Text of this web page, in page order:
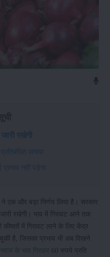
रखेगी
लगाया
प्रभाव नहीं पड़ेगा
एक और बड़ा निर्णय लिया है। सरकार
रखेगी। भाव में गिरावट आने तक
में गिरावट लाने के लिए केंद्र
है, जिसका प्रभाव भी अब दिखने
प्याज के भाव गिरकर 60 रुपये प्रति